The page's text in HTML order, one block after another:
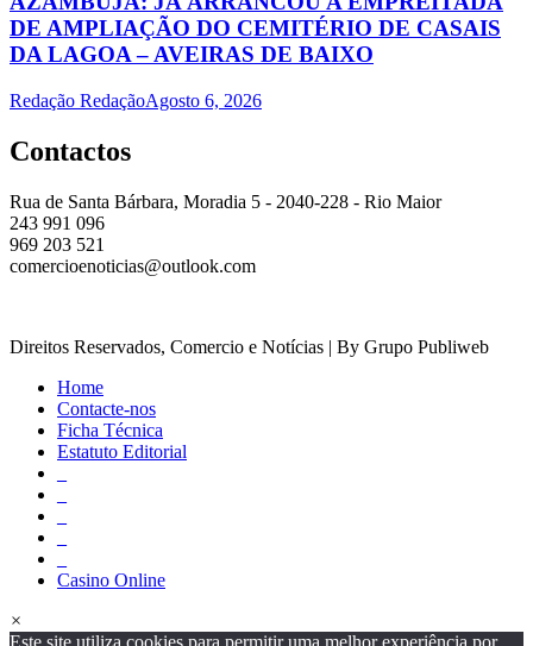
DE AMPLIAÇÃO DO CEMITÉRIO DE CASAIS
DA LAGOA – AVEIRAS DE BAIXO
Redação RedaçãoAgosto 6, 2026
Contactos
Rua de Santa Bárbara, Moradia 5 - 2040-228 - Rio Maior
243 991 096
969 203 521
comercioenoticias@outlook.com
Direitos Reservados, Comercio e Notícias | By Grupo Publiweb
Home
Contacte-nos
Ficha Técnica
Estatuto Editorial
Casino Online
×
Este site utiliza cookies para permitir uma melhor experiência por